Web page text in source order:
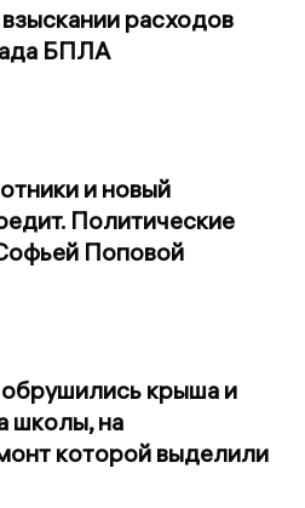
расходов
БПЛА
и новый
Политические
Поповой
крыша и
школы, на
которой выделили